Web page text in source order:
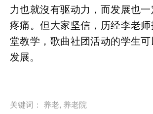
力也就沒有驱动力，而发展也
疼痛。但大家坚信，历经李老
堂教学，歌曲社团活动的学生
发展。
关键词： 养老, 养老院